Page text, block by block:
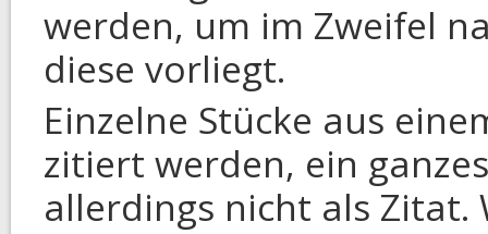
werden, um im Zweifel
diese vorliegt.
Einzelne Stücke aus
zitiert werden, ein
allerdings nicht als Zitat.